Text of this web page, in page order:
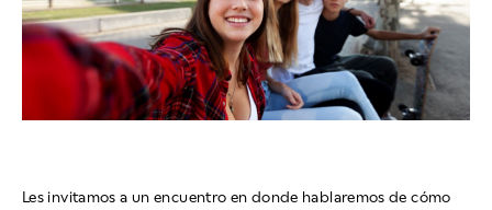
Les invitamos a un encuentro en donde hablaremos de cómo